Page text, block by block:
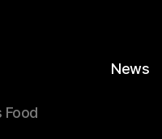
Food
News